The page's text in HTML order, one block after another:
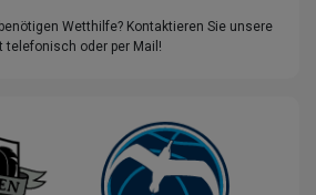
Wetthilfe? Kontaktieren Sie unsere
telefonisch oder per Mail!